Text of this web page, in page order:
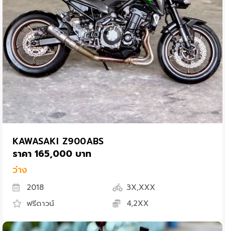
KAWASAKI Z900ABS
ราคา 165,000 บาท
ว่าง
2018
3X,XXX
ฟรีดาวน์
4,2XX